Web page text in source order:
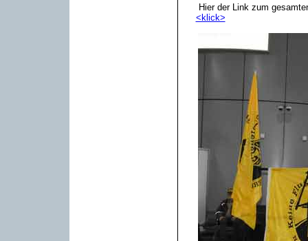
Hier der Link zum
<klick>